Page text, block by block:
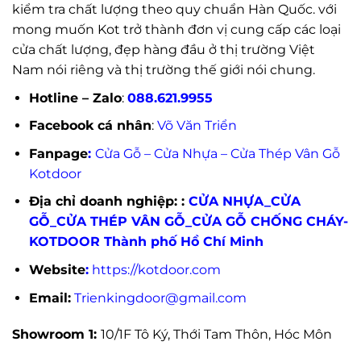
kiểm tra chất lượng theo quy chuẩn Hàn Quốc. với
mong muốn Kot trở thành đơn vị cung cấp các loại
cửa chất lượng, đẹp hàng đầu ở thị trường Việt
Nam nói riêng và thị trường thế giới nói chung.
Hotline – Zalo: 088.621.9955
Facebook cá nhân: Võ Văn Triển
Fanpage: Cửa Gỗ – Cửa Nhựa – Cửa Thép Vân Gỗ
Kotdoor
Địa chỉ doanh nghiệp: : CỬA NHỰA_CỬA
GỖ_CỬA THÉP VÂN GỖ_CỬA GỖ CHỐNG CHÁY-
KOTDOOR Thành phố Hồ Chí Minh
Website: https://kotdoor.com
Email: Trienkingdoor@gmail.com
Showroom 1: 10/1F Tô Ký, Thới Tam Thôn, Hóc Môn